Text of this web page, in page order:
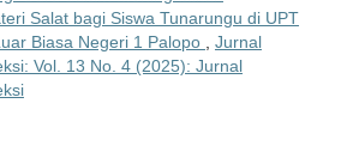
Salat bagi Siswa Tunarungu di UPT
Biasa Negeri 1 Palopo
Jurnal
Vol. 13 No. 4 (2025): Jurnal